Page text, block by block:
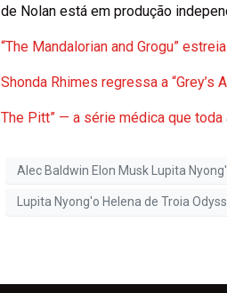
de Nolan está em produção
“The Mandalorian and Grogu”
Shonda Rhimes regressa a
The Pitt” — a série médica que
Alec Baldwin Elon Musk Lupita
Lupita Nyong'o Helena de Troia